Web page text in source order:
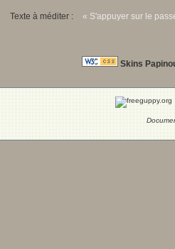
Texte à méditer : « S'appuyer sur le
Skins